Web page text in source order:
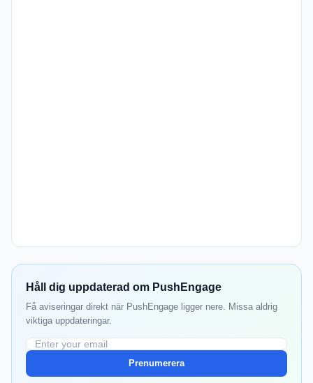
Håll dig uppdaterad om PushEngage
Få aviseringar direkt när PushEngage ligger nere. Missa aldrig
viktiga uppdateringar.
Prenumerera